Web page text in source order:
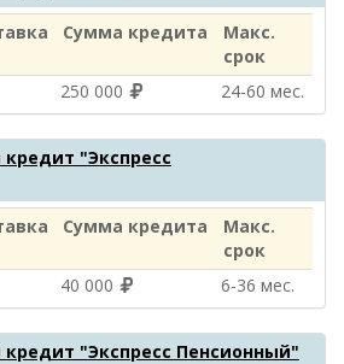
Сумма кредита
Макс.
срок
250 000 24‑60 мес.
"Экспресс
Сумма кредита
Макс.
срок
40 000 6‑36 мес.
"Экспресс Пенсионный"